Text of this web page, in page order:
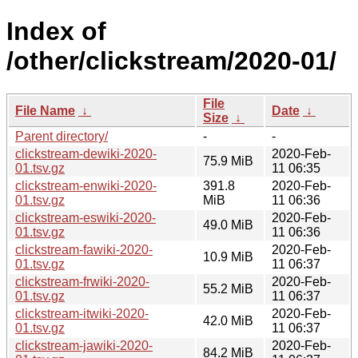
Index of
/other/clickstream/2020-01/
File Name ↓
File
Size ↓
Date ↓
Parent directory/
-
-
clickstream-dewiki-2020-
01.tsv.gz
75.9 MiB
2020-Feb-
11 06:35
clickstream-enwiki-2020-
01.tsv.gz
391.8
MiB
2020-Feb-
11 06:36
clickstream-eswiki-2020-
01.tsv.gz
49.0 MiB
2020-Feb-
11 06:36
clickstream-fawiki-2020-
01.tsv.gz
10.9 MiB
2020-Feb-
11 06:37
clickstream-frwiki-2020-
01.tsv.gz
55.2 MiB
2020-Feb-
11 06:37
clickstream-itwiki-2020-
01.tsv.gz
42.0 MiB
2020-Feb-
11 06:37
clickstream-jawiki-2020-
84.2 MiB
2020-Feb-